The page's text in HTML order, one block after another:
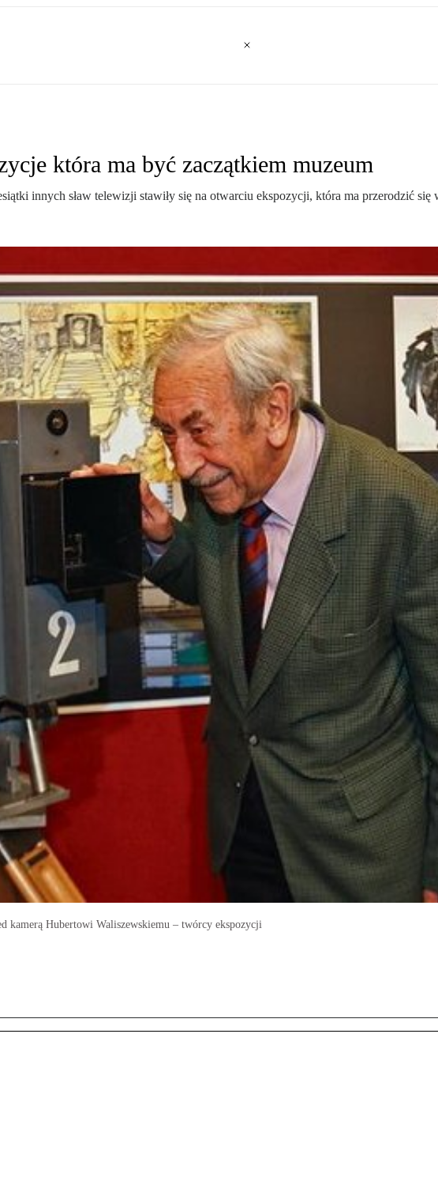
która ma być zaczątkiem muzeum
innych sław telewizji stawiły się na otwarciu ekspozycji, która ma przerodzić
kamerą Hubertowi Waliszewskiemu – twórcy ekspozycji